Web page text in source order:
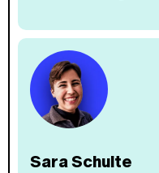
Sara Schulte